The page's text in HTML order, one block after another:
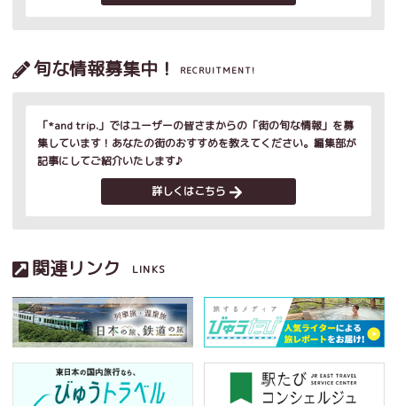
旬な情報募集中！ RECRUITMENT!
「*and trip.」ではユーザーの皆さまからの「街の旬な情報」を募
集しています！あなたの街のおすすめを教えてください。編集部が
記事にしてご紹介いたします♪
詳しくはこちら
関連リンク LINKS